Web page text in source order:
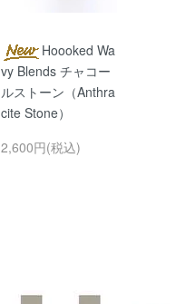
Hoooked Wa
vy Blends チャコー
ルストーン（Anthra
cite Stone）
2,600円(税込)